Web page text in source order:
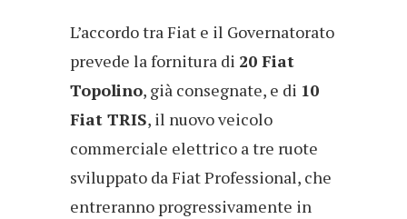
L’accordo tra Fiat e il Governatorato
prevede la fornitura di 20 Fiat
Topolino, già consegnate, e di 10
Fiat TRIS, il nuovo veicolo
commerciale elettrico a tre ruote
sviluppato da Fiat Professional, che
entreranno progressivamente in